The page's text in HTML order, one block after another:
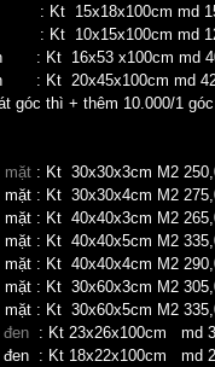
: Kt 15x18x100cm md
: Kt 10x15x100cm md
: Kt 16x53 x100cm md
: Kt 20x45x100cm md
góc thì + thêm 10.000/1 góc .
mặt : Kt 30x30x3cm M2
mặt : Kt 30x30x4cm M2
mặt : Kt 40x40x3cm M2
mặt : Kt 40x40x5cm M2
mặt : Kt 40x40x4cm M2
mặt : Kt 30x60x3cm M2
mặt : Kt 30x60x5cm M2
: Kt 23x26x100cm md
: Kt 18x22x100cm md